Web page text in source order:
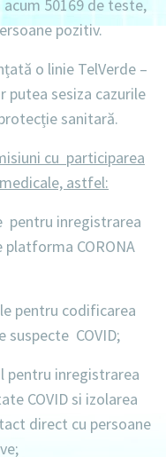
acum 50169 de teste,
pozitiv.
o linie TelVerde –
putea sesiza cazurile
sanitară.
cu participarea
astfel:
pentru inregistrarea
CORONA
pentru codificarea
suspecte COVID;
pentru inregistrarea
COVID si izolarea
direct cu persoane